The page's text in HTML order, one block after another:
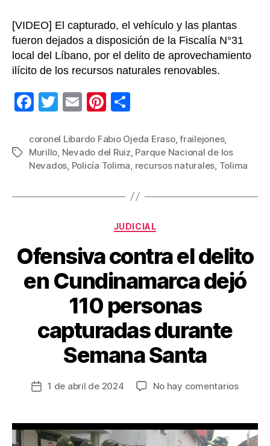
[VIDEO] El capturado, el vehículo y las plantas
fueron dejados a disposición de la Fiscalía N°31
local del Líbano, por el delito de aprovechamiento
ilícito de los recursos naturales renovables.
F
c
e
o
T
tt
er
E
ail
Pi
er
e
m
p
tir
Etiquetas
coronel Libardo Fabio Ojeda Eraso,frailejones,
Murillo, Nevado del Ruiz, Parque Nacional de los
Nevados, Policía Tolima, recursos naturales, Tolima
Categorías
JUDICIAL
Ofensiva contra el delito
en Cundinamarca dejó
110 personas
capturadas durante
Semana Santa
Fecha
entrada
1 de abril de 2024 No hay comentariosen
el
delito